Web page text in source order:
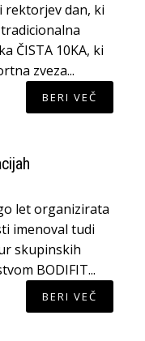
rektorjev dan, ki
ČISTA 10KA, ki
zveza...
BERI VEČ
let organizirata
imenoval tudi
skupinskih
BODIFIT...
BERI VEČ